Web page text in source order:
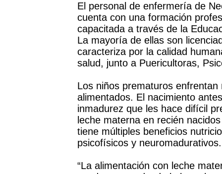
El personal de enfermería de
cuenta con una formación
capacitada a través de la
La mayoría de ellas son
caracteriza por la calidad
salud, junto a Puericultoras,
Los niños prematuros
alimentados. El nacimiento
inmadurez que les hace difícil
leche materna en recién
tiene múltiples beneficios
psicofísicos y neuromadurativos.
“La alimentación con leche